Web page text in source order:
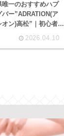
唯一のおすすめハプ
バー”ADRATION(ア
オン)高松”｜初心者歓
店に潜入！
2026.04.10